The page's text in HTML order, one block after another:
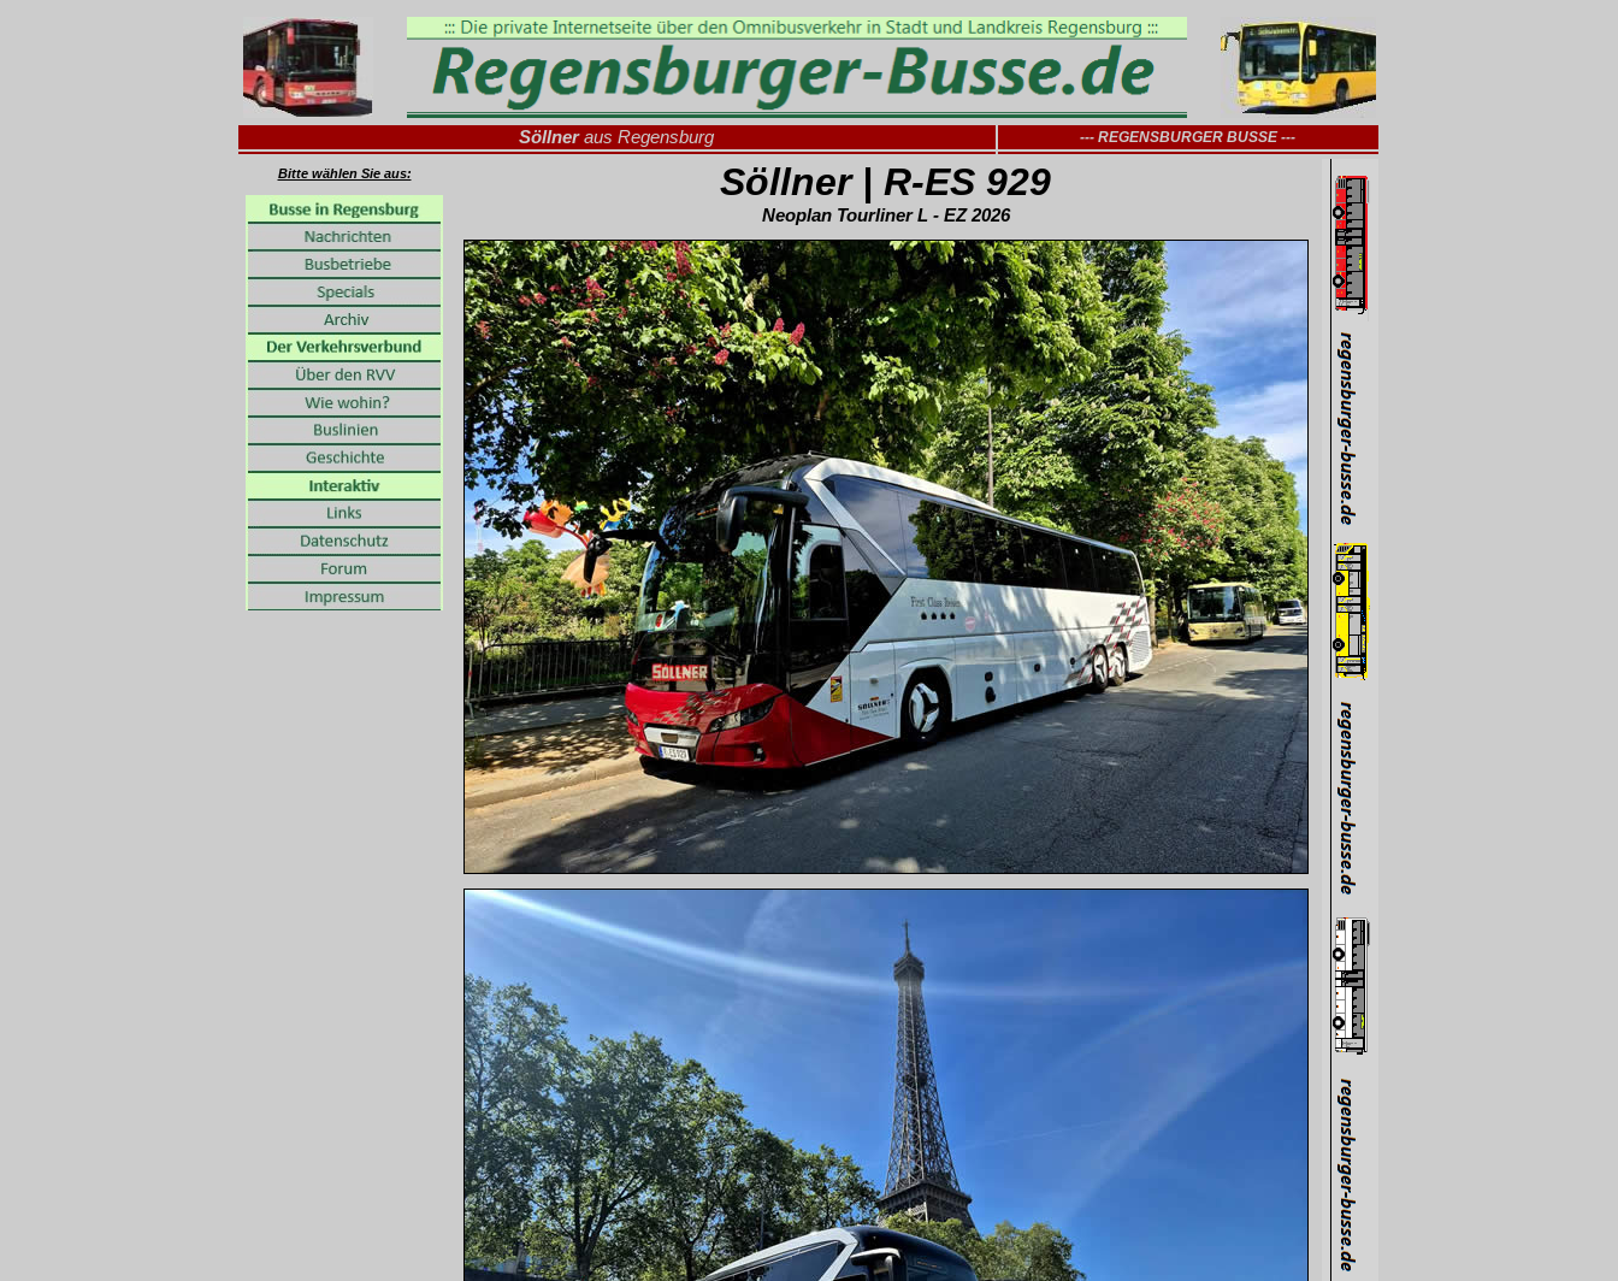
Söllneraus Regensburg --- REGENSBURGER BUSSE ---
Bitte wählen Sie aus: Söllner | R-ES 929
Neoplan Tourliner L - EZ 2026